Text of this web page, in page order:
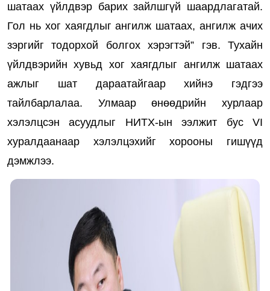
шатаах үйлдвэр барих зайлшгүй шаардлагатай.
Гол нь хог хаягдлыг ангилж шатаах, ангилж ачих
зэргийг тодорхой болгох хэрэгтэй” гэв. Тухайн
үйлдвэрийн хувьд хог хаягдлыг ангилж шатаах
ажлыг шат дараатайгаар хийнэ гэдгээ
тайлбарлалаа. Улмаар өнөөдрийн хурлаар
хэлэлцсэн асуудлыг НИТХ-ын ээлжит бус VI
хуралдаанаар хэлэлцэхийг хорооны гишүүд
дэмжлээ.